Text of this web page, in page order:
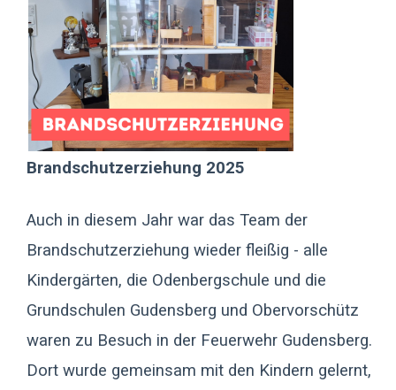
Brandschutzerziehung 2025
Auch in diesem Jahr war das Team der
Brandschutzerziehung wieder fleißig - alle
Kindergärten, die Odenbergschule und die
Grundschulen Gudensberg und Obervorschütz
waren zu Besuch in der Feuerwehr Gudensberg.
Dort wurde gemeinsam mit den Kindern gelernt,